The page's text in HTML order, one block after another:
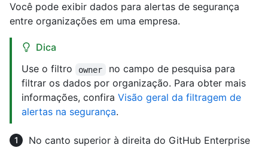
Você pode exibir dados para alertas de segurança
entre organizações em uma empresa.
Dica
Use o filtro
owner
no campo de pesquisa para
filtrar os dados por organização. Para obter mais
informações, confira Visão geral da filtragem de
alertas na segurança.
No canto superior à direita do GitHub Enterprise